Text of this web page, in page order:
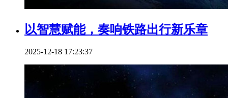
以智慧赋能，奏响铁路出行新乐章
2025-12-18 17:23:37